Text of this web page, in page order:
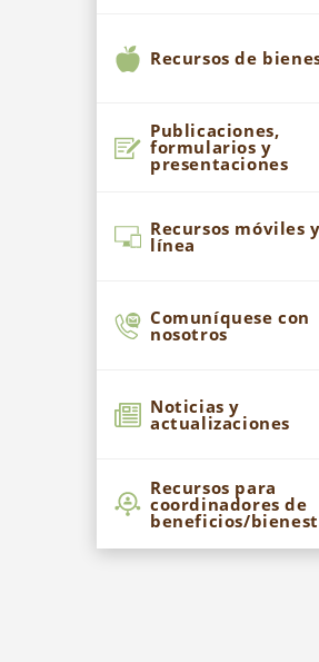
Recursos de
Publicaciones,
formularios y
presentaciones
Recursos móviles
línea
Comuníquese con
nosotros
Noticias y
actualizaciones
Recursos para
coordinadores de
beneficios/